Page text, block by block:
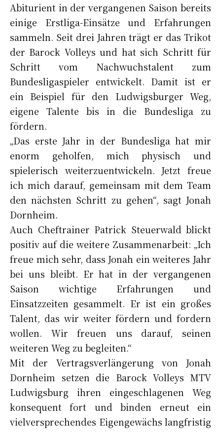
Abiturient in der vergangenen Saison bereits
einige Erstliga-Einsätze und Erfahrungen
sammeln. Seit drei Jahren trägt er das Trikot
der Barock Volleys und hat sich Schritt für
Schritt vom Nachwuchstalent zum
Bundesligaspieler entwickelt. Damit ist er
ein Beispiel für den Ludwigsburger Weg,
eigene Talente bis in die Bundesliga zu
fördern.
„Das erste Jahr in der Bundesliga hat mir
enorm geholfen, mich physisch und
spielerisch weiterzuentwickeln. Jetzt freue
ich mich darauf, gemeinsam mit dem Team
den nächsten Schritt zu gehen“, sagt Jonah
Dornheim.
Auch Cheftrainer Patrick Steuerwald blickt
positiv auf die weitere Zusammenarbeit: „Ich
freue mich sehr, dass Jonah ein weiteres Jahr
bei uns bleibt. Er hat in der vergangenen
Saison wichtige Erfahrungen und
Einsatzzeiten gesammelt. Er ist ein großes
Talent, das wir weiter fördern und fordern
wollen. Wir freuen uns darauf, seinen
weiteren Weg zu begleiten.“
Mit der Vertragsverlängerung von Jonah
Dornheim setzen die Barock Volleys MTV
Ludwigsburg ihren eingeschlagenen Weg
konsequent fort und binden erneut ein
vielversprechendes Eigengewächs langfristig